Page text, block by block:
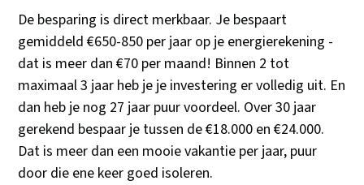
De besparing is direct merkbaar. Je bespaart
gemiddeld €650-850 per jaar op je energierekening -
dat is meer dan €70 per maand! Binnen 2 tot
maximaal 3 jaar heb je je investering er volledig uit. En
dan heb je nog 27 jaar puur voordeel. Over 30 jaar
gerekend bespaar je tussen de €18.000 en €24.000.
Dat is meer dan een mooie vakantie per jaar, puur
door die ene keer goed isoleren.